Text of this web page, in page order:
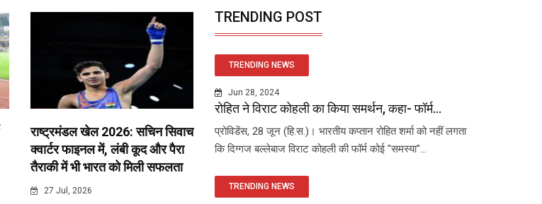
राष्ट्रमंडल खेल 2026: सचिन सिवाच
क्वार्टर फाइनल में, लंबी कूद और पैरा
तैराकी में भी भारत को मिली सफलता
27 Jul, 2026
TRENDING POST
TRENDING NEWS
Jun 28, 2024
रोहित ने विराट कोहली का किया समर्थन, कहा- फॉर्म...
प्रोविडेंस, 28 जून (हि.स.)। भारतीय कप्तान रोहित शर्मा को नहीं लगता
कि दिग्गज बल्लेबाज विराट कोहली की फॉर्म कोई "समस्या"...
TRENDING NEWS